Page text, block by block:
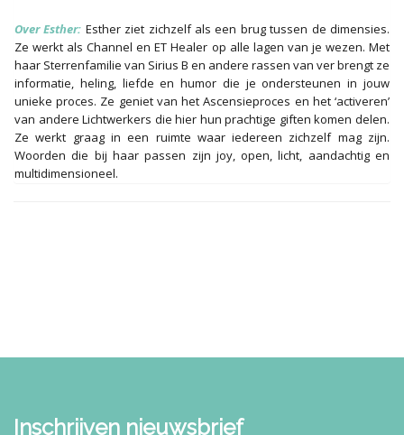
Over Esther: Esther ziet zichzelf als een brug tussen de dimensies.
Ze werkt als Channel en ET Healer op alle lagen van je wezen. Met
haar Sterrenfamilie van Sirius B en andere rassen van ver brengt ze
informatie, heling, liefde en humor die je ondersteunen in jouw
unieke proces. Ze geniet van het Ascensieproces en het ‘activeren’
van andere Lichtwerkers die hier hun prachtige giften komen delen.
Ze werkt graag in een ruimte waar iedereen zichzelf mag zijn.
Woorden die bij haar passen zijn joy, open, licht, aandachtig en
multidimensioneel.
Inschrijven nieuwsbrief